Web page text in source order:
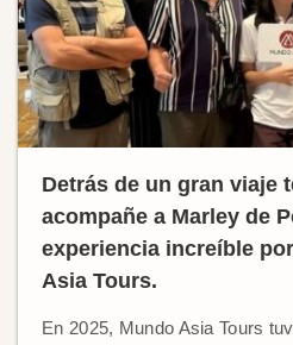
Detrás de un gran viaje
acompañe a Marley de
experiencia increíble
Asia Tours.
En 2025, Mundo Asia Tours